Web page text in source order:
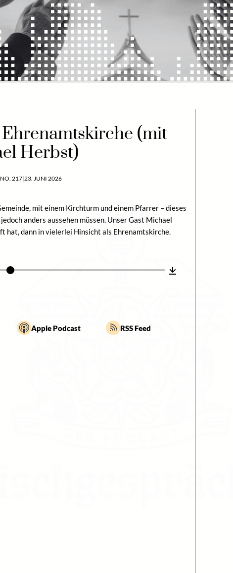
(mit
Herbst)
217|23. JUNI 2026
mit einem Kirchturm und einem Pfarrer – dieses
anders aussehen müssen. Unser Gast Michael
hat, dann in vielerlei Hinsicht als Ehrenamtskirche.
Apple Podcast RSS Feed